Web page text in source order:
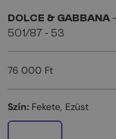
DOLCE & GABBANA
501/87 - 53
76 000 Ft
Szín: Fekete, Ezüst